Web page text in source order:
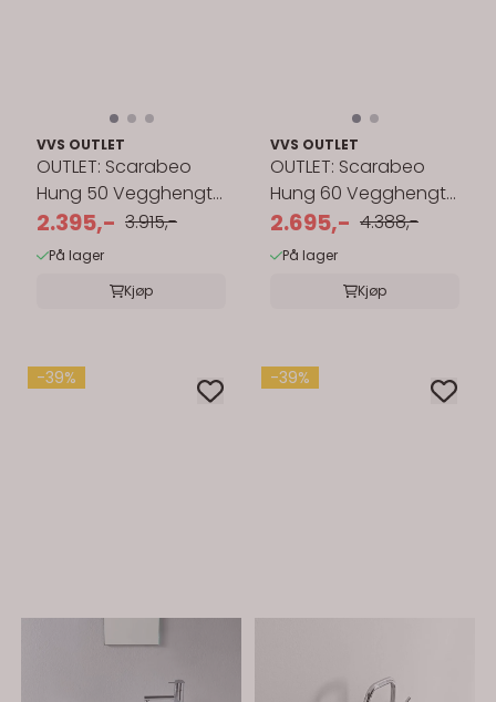
VVS OUTLET
OUTLET: Scarabeo
Hung 50 Vegghengt
Servant 50x22 cm
2.395,- 3.915,-
På lager
Kjøp
VVS OUTLET
OUTLET: Scarabeo
Hung 60 Vegghengt
Servant 60x22 cm
2.695,- 4.388,-
På lager
Kjøp
-39% -39%